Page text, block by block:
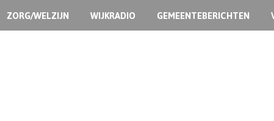
ZORG/WELZIJN WIJKRADIO GEMEENTEBERICHTEN